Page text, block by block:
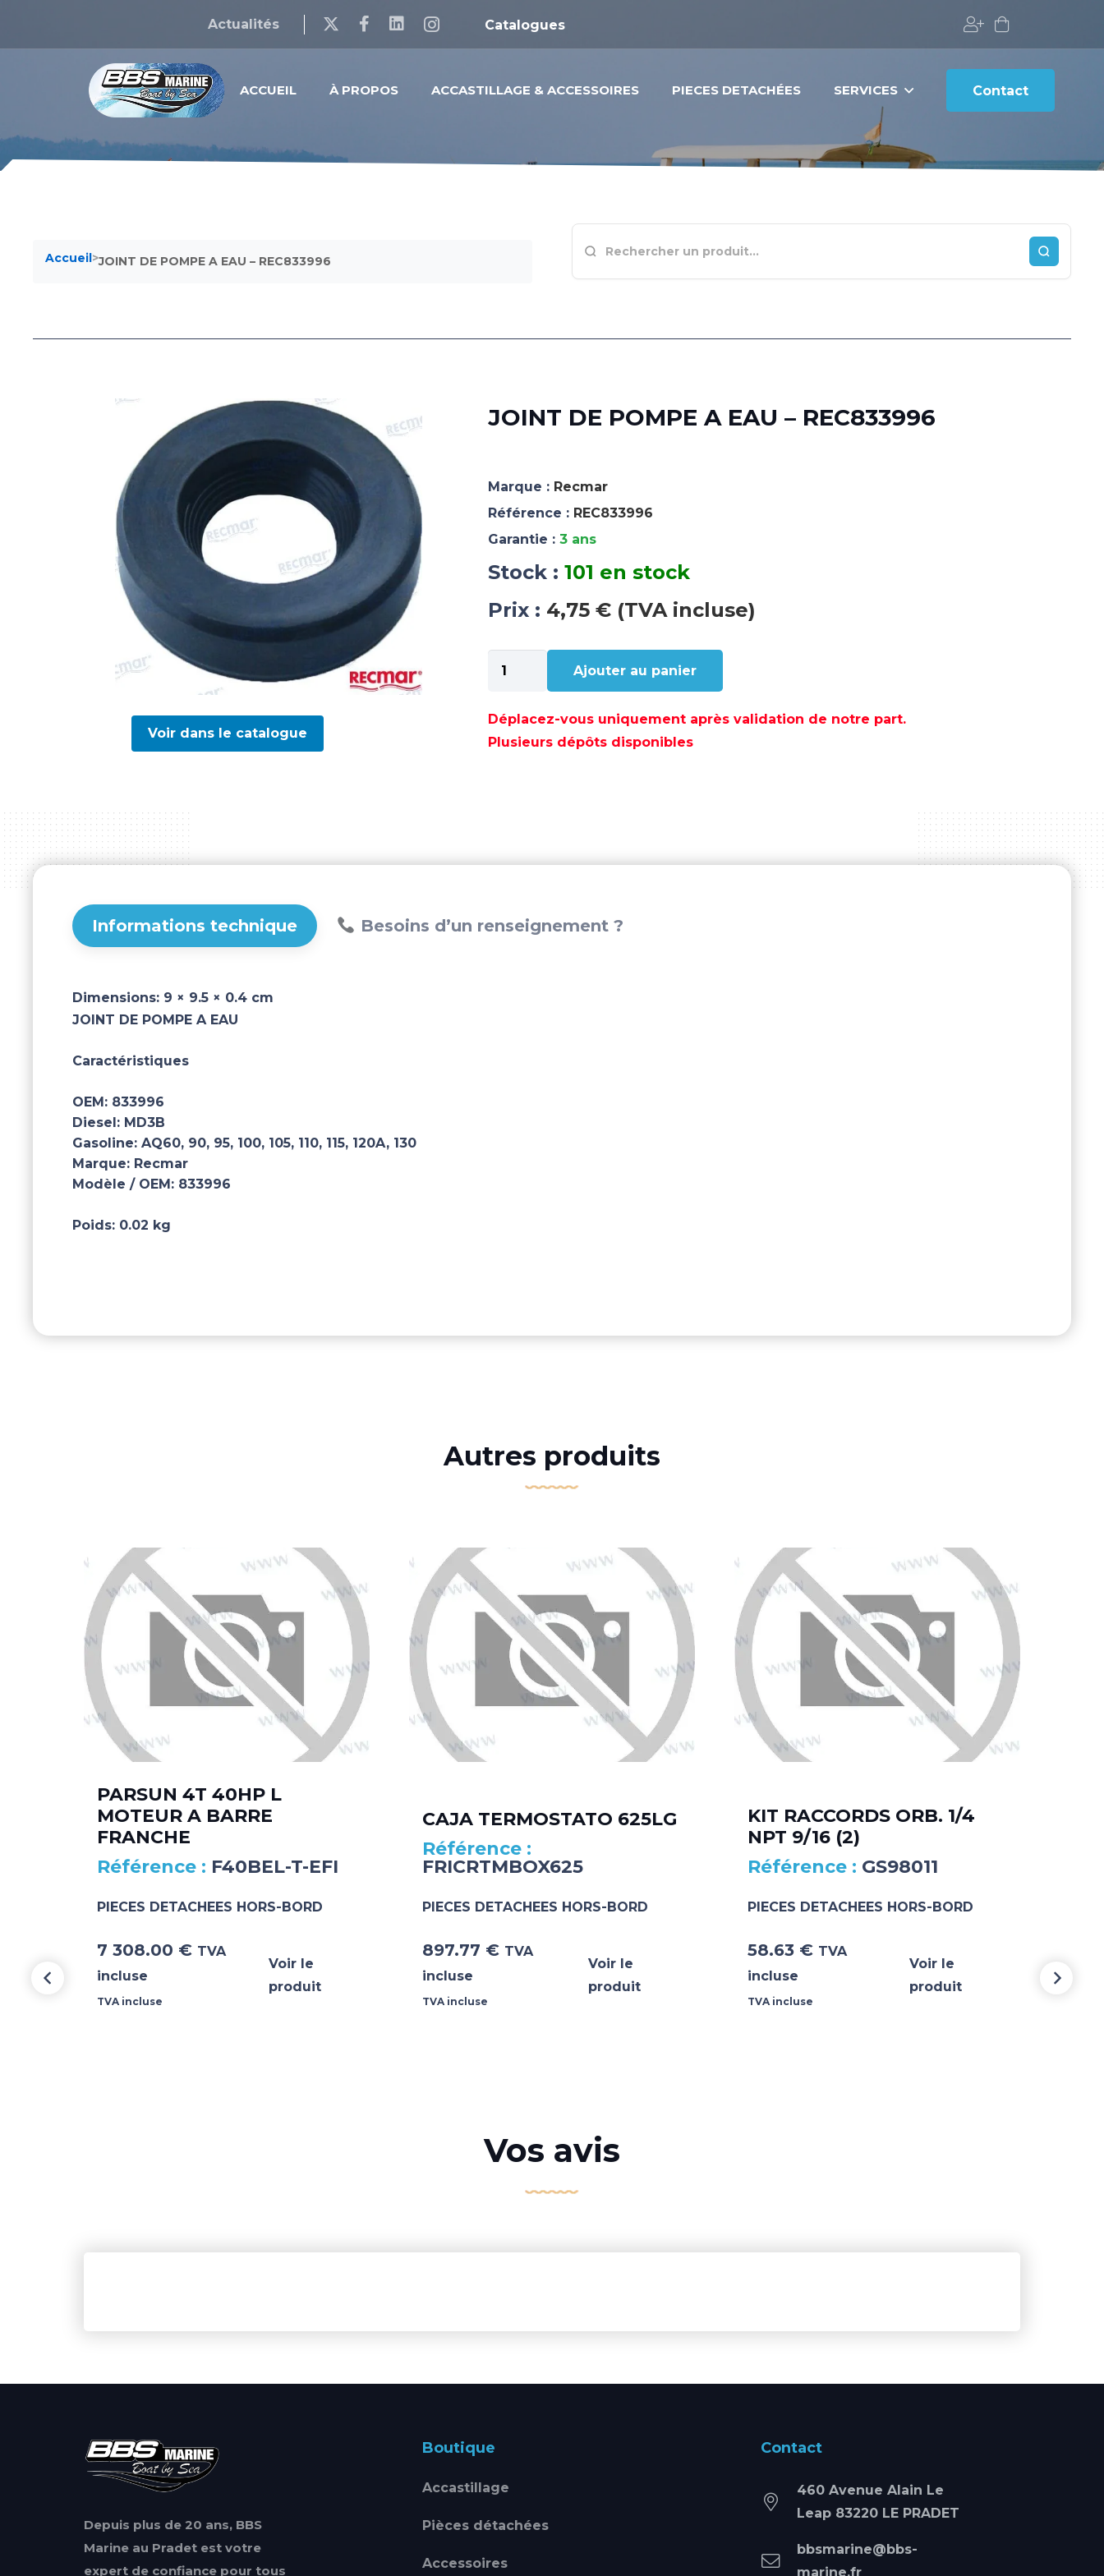
Actualités Catalogues
ACCUEIL À PROPOS ACCASTILLAGE & ACCESSOIRES PIECES DETACHÉES SERVICES Contact
Accueil>JOINT DE POMPE A EAU – REC833996
Voir dans le catalogue
JOINT DE POMPE A EAU – REC833996
Marque : Recmar
Référence : REC833996
Garantie : 3 ans
Stock : 101 en stock
Prix : 4,75 € (TVA incluse)
quantité
de
DE
POMPE
Ajouter au panier
Déplacez-vous uniquement après validation de notre part.
Plusieurs dépôts disponibles
Informations technique Besoins d’un renseignement ?
Dimensions: 9 × 9.5 × 0.4 cm
JOINT DE POMPE A EAU
Caractéristiques
OEM: 833996
Diesel: MD3B
Gasoline: AQ60, 90, 95, 100, 105, 110, 115, 120A, 130
Marque: Recmar
Modèle / OEM: 833996
Poids: 0.02 kg
Autres produits
PARSUN 4T 40HP L
MOTEUR A BARRE
FRANCHE
F40BEL-T-EFI
PIECES DETACHEES HORS-BORD
7 308.00 € TVA
incluse
TVA incluse
Voir le
produit
CAJA TERMOSTATO 625LG
FRICRTMBOX625
PIECES DETACHEES HORS-BORD
897.77 € TVA
incluse
TVA incluse
Voir le
produit
KIT RACCORDS ORB. 1/4
NPT 9/16 (2)
GS98011
PIECES DETACHEES HORS-BORD
58.63 € TVA
incluse
TVA incluse
Voir le
produit
Vos avis
Depuis plus de 20 ans, BBS
Marine au Pradet est votre
expert de confiance pour tous
Boutique
Accastillage
Pièces détachées
Accessoires
Contact
460 Avenue Alain Le
Leap 83220 LE PRADET
bbsmarine@bbs-
marine.fr